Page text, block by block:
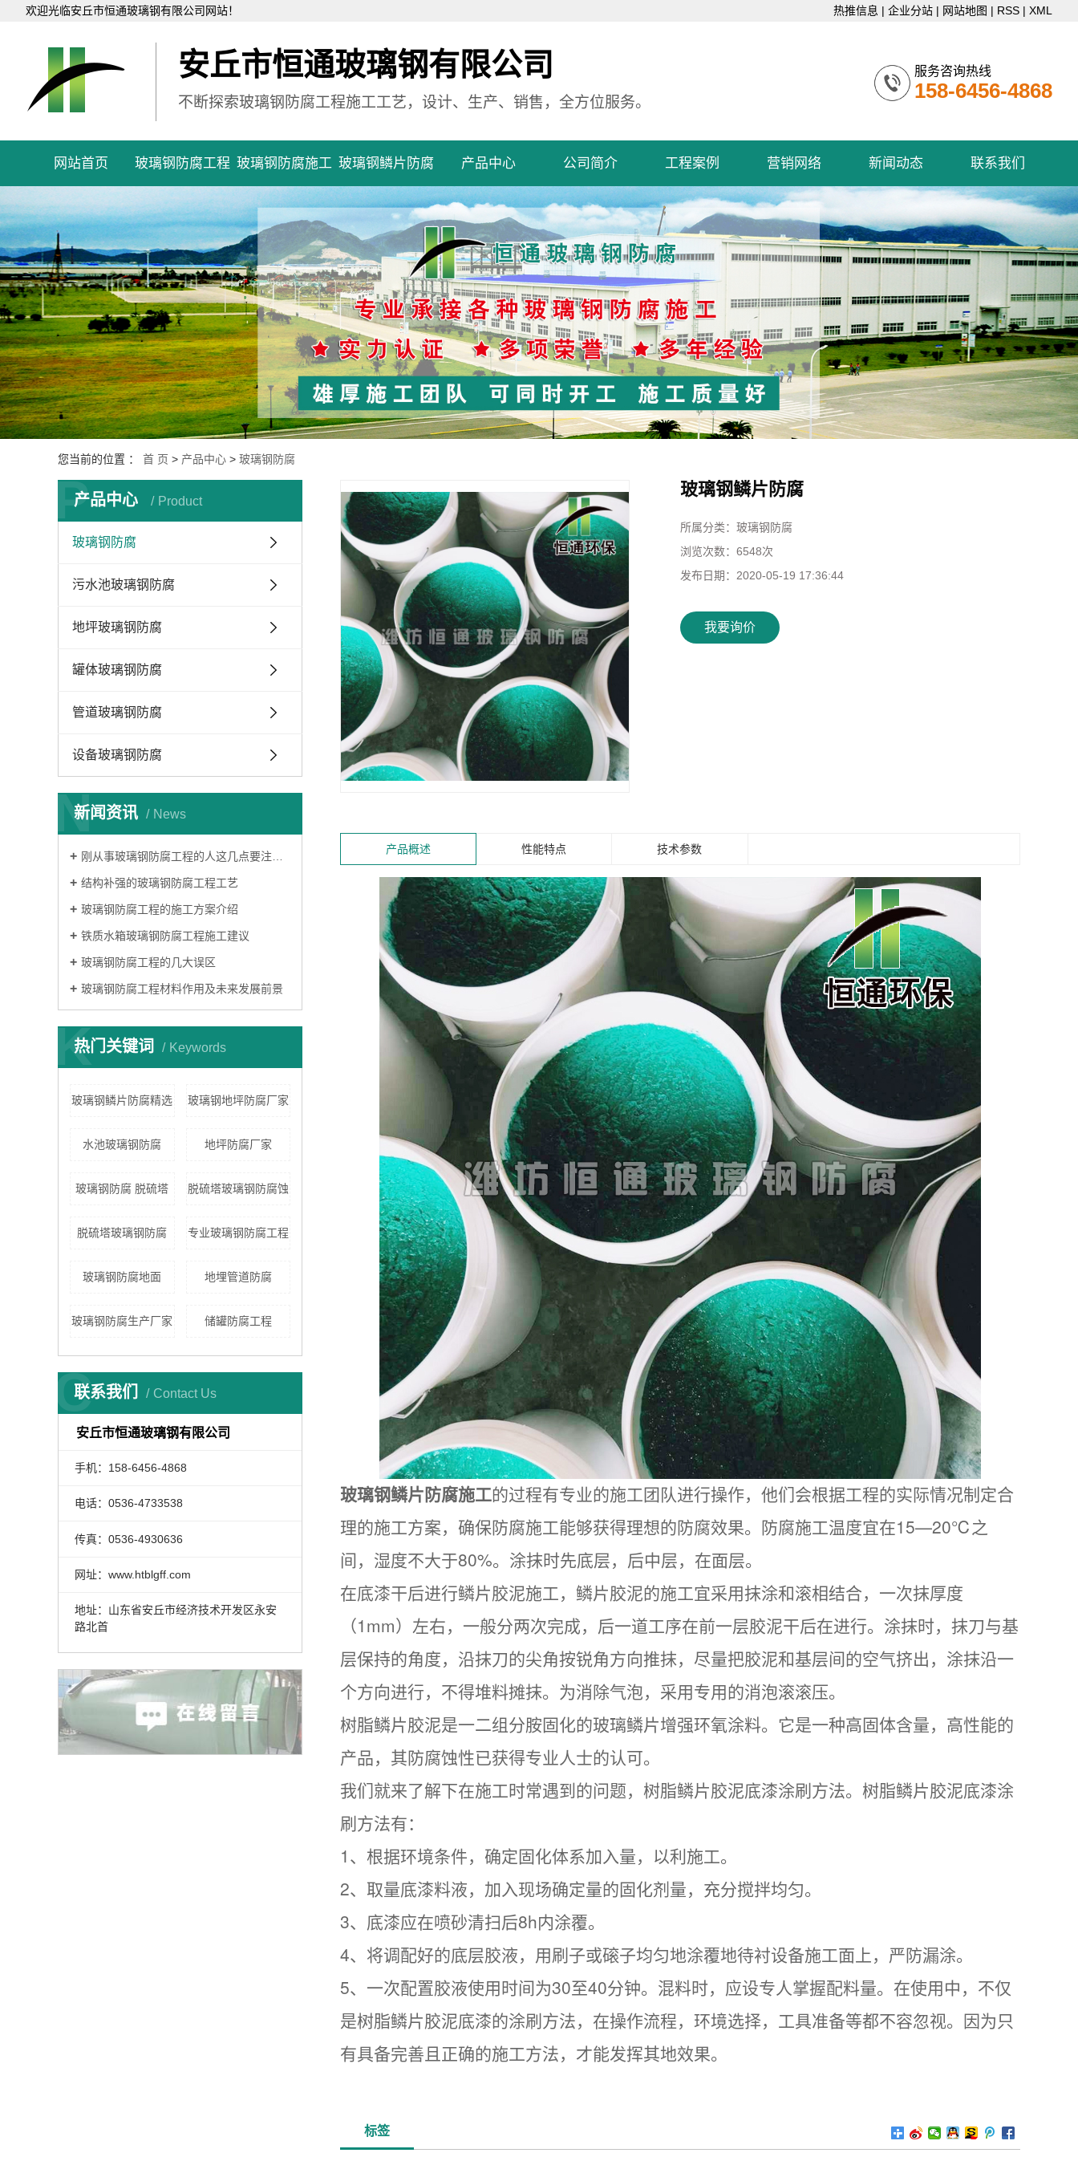
欢迎光临安丘市恒通玻璃钢有限公司网站！ 热推信息 | 企业分站 | 网站地图 | RSS | XML
安丘市恒通玻璃钢有限公司
不断探索玻璃钢防腐工程施工工艺，设计、生产、销售，全方位服务。
服务咨询热线
158-6456-4868
网站首页 玻璃钢防腐工程 玻璃钢防腐施工 玻璃钢鳞片防腐
玻璃钢防腐
污水池玻璃钢防腐
地坪玻璃钢防腐
罐体玻璃钢防腐
管道玻璃钢防腐
设备玻璃钢防腐
产品中心
玻璃钢防腐
污水池玻璃钢防腐
地坪玻璃钢防腐
罐体玻璃钢防腐
管道玻璃钢防腐
设备玻璃钢防腐
公司简介
公司简介
营业执照
工程案例
工程案例
营销网络
营销网络
新闻动态
行业资讯
技术知识
联系我们
联系我们
您当前的位置 ： 首 页 > 产品中心 > 玻璃钢防腐
产品中心 Product
P
玻璃钢防腐
污水池玻璃钢防腐
地坪玻璃钢防腐
罐体玻璃钢防腐
管道玻璃钢防腐
设备玻璃钢防腐
新闻资讯 News
N
刚从事玻璃钢防腐工程的人这几点要注意了
结构补强的玻璃钢防腐工程工艺
玻璃钢防腐工程的施工方案介绍
铁质水箱玻璃钢防腐工程施工建议
玻璃钢防腐工程的几大误区
玻璃钢防腐工程材料作用及未来发展前景
热门关键词 Keywords
K
玻璃钢鳞片防腐精选 玻璃钢地坪防腐厂家
水池玻璃钢防腐 地坪防腐厂家
玻璃钢防腐 脱硫塔 脱硫塔玻璃钢防腐蚀
脱硫塔玻璃钢防腐 专业玻璃钢防腐工程
玻璃钢防腐地面 地埋管道防腐
玻璃钢防腐生产厂家 储罐防腐工程
联系我们 Contact Us
C
安丘市恒通玻璃钢有限公司
手机：158-6456-4868
电话：0536-4733538
传真：0536-4930636
网址：www.htblgff.com
地址：山东省安丘市经济技术开发区永安
路北首
玻璃钢鳞片防腐
所属分类： 玻璃钢防腐
浏览次数： 6548次
发布日期： 2020-05-19 17:36:44
我要询价
产品概述 性能特点 技术参数
玻璃钢鳞片防腐施工的过程有专业的施工团队进行操作，他们会根据工程的实际情况制定合
理的施工方案，确保防腐施工能够获得理想的防腐效果。防腐施工温度宜在15—20℃之
间，湿度不大于80%。涂抹时先底层，后中层，在面层。
在底漆干后进行鳞片胶泥施工，鳞片胶泥的施工宜采用抹涂和滚相结合，一次抹厚度
（1mm）左右，一般分两次完成，后一道工序在前一层胶泥干后在进行。涂抹时，抹刀与基
层保持的角度，沿抹刀的尖角按锐角方向推抹，尽量把胶泥和基层间的空气挤出，涂抹沿一
个方向进行，不得堆料摊抹。为消除气泡，采用专用的消泡滚滚压。
树脂鳞片胶泥是一二组分胺固化的玻璃鳞片增强环氧涂料。它是一种高固体含量，高性能的
产品，其防腐蚀性已获得专业人士的认可。
我们就来了解下在施工时常遇到的问题，树脂鳞片胶泥底漆涂刷方法。树脂鳞片胶泥底漆涂
刷方法有：
1、根据环境条件，确定固化体系加入量，以利施工。
2、取量底漆料液，加入现场确定量的固化剂量，充分搅拌均匀。
3、底漆应在喷砂清扫后8h内涂覆。
4、将调配好的底层胶液，用刷子或磙子均匀地涂覆地待衬设备施工面上，严防漏涂。
5、一次配置胶液使用时间为30至40分钟。混料时，应设专人掌握配料量。在使用中，不仅
是树脂鳞片胶泥底漆的涂刷方法，在操作流程，环境选择，工具准备等都不容忽视。因为只
有具备完善且正确的施工方法，才能发挥其地效果。
标签